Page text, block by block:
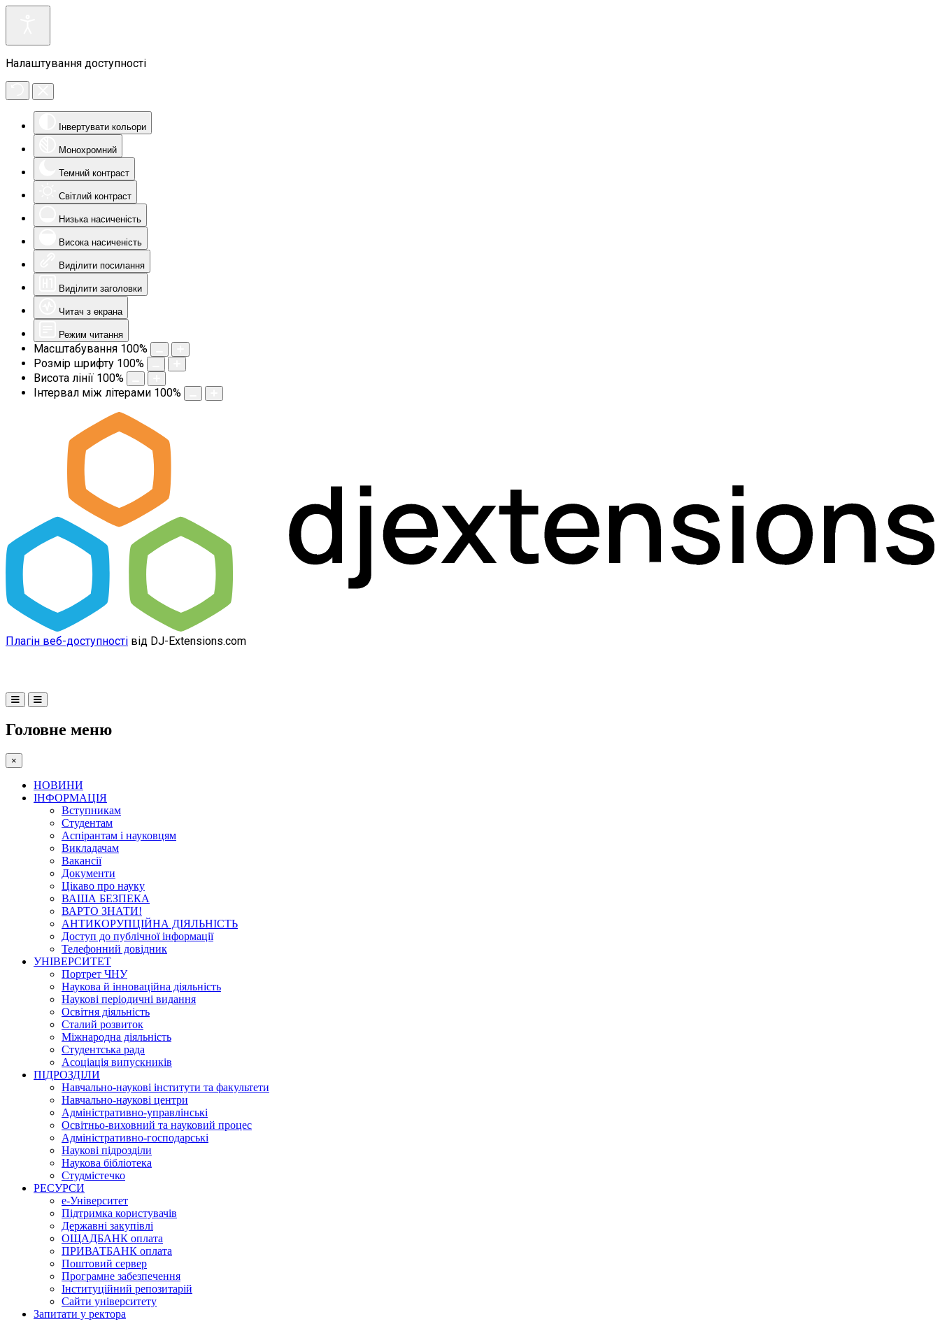
Налаштування доступності
Інвертувати кольори
Монохромний
Темний контраст
Світлий контраст
Низька насиченість
Висока насиченість
Виділити посилання
Виділити заголовки
Читач з екрана
Режим читання
Масштабування 100%
Розмір шрифту 100%
Висота лінії 100%
Інтервал між літерами 100%
Плагін веб-доступності від DJ-Extensions.com
Головне меню
×
НОВИНИ
ІНФОРМАЦІЯ
Вступникам
Студентам
Аспірантам і науковцям
Викладачам
Вакансії
Документи
Цікаво про науку
ВАША БЕЗПЕКА
ВАРТО ЗНАТИ!
АНТИКОРУПЦІЙНА ДІЯЛЬНІСТЬ
Доступ до публічної інформації
Телефонний довідник
УНІВЕРСИТЕТ
Портрет ЧНУ
Наукова й інноваційна діяльність
Наукові періодичні видання
Освітня діяльність
Сталий розвиток
Міжнародна діяльність
Студентська рада
Асоціація випускників
ПІДРОЗДІЛИ
Навчально-наукові інститути та факультети
Навчально-наукові центри
Адміністративно-управлінські
Освітньо-виховний та науковий процес
Адміністративно-господарські
Наукові підрозділи
Наукова бібліотека
Студмістечко
РЕСУРСИ
е-Університет
Підтримка користувачів
Державні закупівлі
ОЩАДБАНК оплата
ПРИВАТБАНК оплата
Поштовий сервер
Програмне забезпечення
Інституційний репозитарій
Сайти університету
Запитати у ректора